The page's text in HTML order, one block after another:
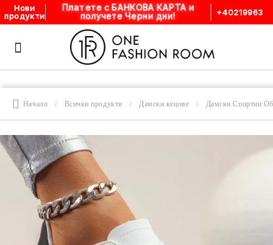
Нови
продукти
Платете с БАНКОВА КАРТА и
получете Черни дни! +40219963
Начало Всички продукти Дамски кецове Дамски Спортни